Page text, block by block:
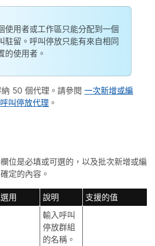
使用者或工作區只能分配到一個
駐留。呼叫停放只能有來自相同
的使用者。
50 個代理。請參閱 一次新增或編
叫停放代理 。
位是必填或可選的，以及批次新增或編
定的內容。
用 說明 支援的值
輸入呼叫
停放群組
的名稱。